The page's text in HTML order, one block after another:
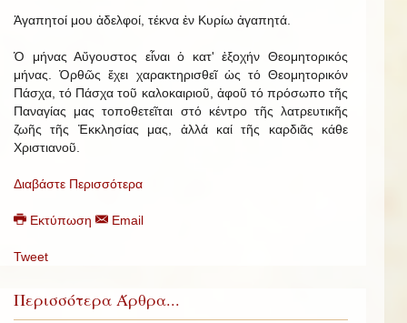
Ἀγαπητοί μου ἀδελφοί, τέκνα ἐν Κυρίω ἀγαπητά.
Ὁ μήνας Αὔγουστος εἶναι ὁ κατ' ἐξοχήν Θεομητορικός
μήνας. Ὀρθῶς ἔχει χαρακτηρισθεῖ ὡς τό Θεομητορικόν
Πάσχα, τό Πάσχα τοῦ καλοκαιριοῦ, ἀφοῦ τό πρόσωπο τῆς
Παναγίας μας τοποθετεῖται στό κέντρο τῆς λατρευτικῆς
ζωῆς τῆς Ἐκκλησίας μας, ἀλλά καί τῆς καρδιᾶς κάθε
Χριστιανοῦ.
Διαβάστε Περισσότερα
Εκτύπωση Email
Tweet
Περισσότερα Άρθρα...